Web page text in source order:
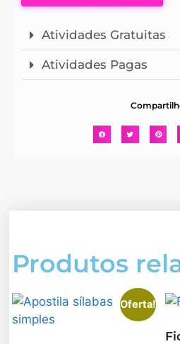
Atividades Gratuitas
Atividades Pagas
Produtos
Oferta!